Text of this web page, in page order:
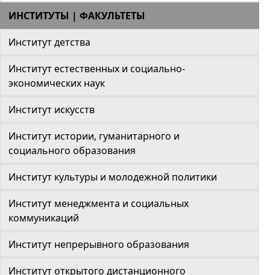
ИНСТИТУТЫ | ФАКУЛЬТЕТЫ
Институт детства
Институт естественных и социально-
экономических наук
Институт искусств
Институт истории, гуманитарного и
социального образования
Институт культуры и молодежной политики
Институт менеджмента и социальных
коммуникаций
Институт непрерывного образования
Институт открытого дистанционного